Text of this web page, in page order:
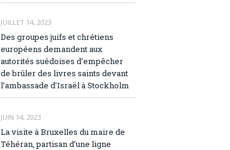
JUILLET 14, 2023
Des groupes juifs et chrétiens
européens demandent aux
autorités suédoises d’empêcher
de brûler des livres saints devant
l’ambassade d’Israël à Stockholm
JUIN 14, 2023
La visite à Bruxelles du maire de
Téhéran, partisan d’une ligne